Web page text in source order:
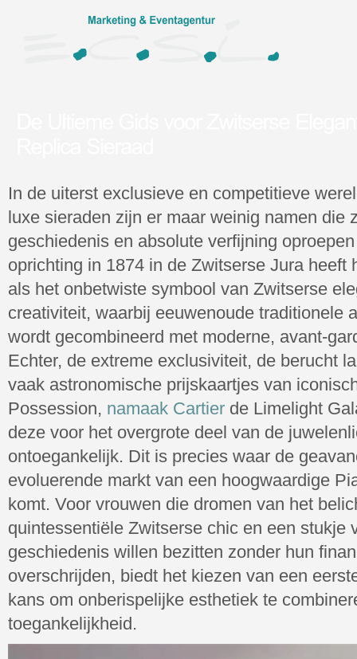
In de uiterst exclusieve en competitieve
luxe sieraden zijn er maar weinig namen die
geschiedenis en absolute verfijning
oprichting in 1874 in de Zwitserse Jura heeft
als het onbetwiste symbool van Zwitserse
creativiteit, waarbij eeuwenoude traditionele
wordt gecombineerd met moderne, avant-
Echter, de extreme exclusiviteit, de berucht
vaak astronomische prijskaartjes van
Possession, namaak Cartier de Limelight
deze voor het overgrote deel van de
ontoegankelijk. Dit is precies waar de
evoluerende markt van een hoogwaardige
komt. Voor vrouwen die dromen van het
quintessentiële Zwitserse chic en een stukje
geschiedenis willen bezitten zonder hun
overschrijden, biedt het kiezen van een
kans om onberispelijke esthetiek te
toegankelijkheid.